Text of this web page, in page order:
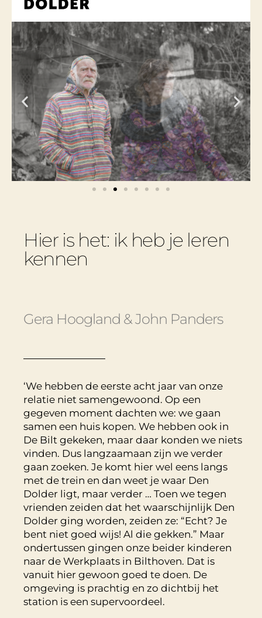
Hier is het: ik heb je leren
kennen
Gera Hoogland & John Panders
‘We hebben de eerste acht jaar van onze
relatie niet samengewoond. Op een
gegeven moment dachten we: we gaan
samen een huis kopen. We hebben ook in
De Bilt gekeken, maar daar konden we niets
vinden. Dus langzaamaan zijn we verder
gaan zoeken. Je komt hier wel eens langs
met de trein en dan weet je waar Den
Dolder ligt, maar verder … Toen we tegen
vrienden zeiden dat het waarschijnlijk Den
Dolder ging worden, zeiden ze: “Echt? Je
bent niet goed wijs! Al die gekken.” Maar
ondertussen gingen onze beider kinderen
naar de Werkplaats in Bilthoven. Dat is
vanuit hier gewoon goed te doen. De
omgeving is prachtig en zo dichtbij het
station is een supervoordeel.